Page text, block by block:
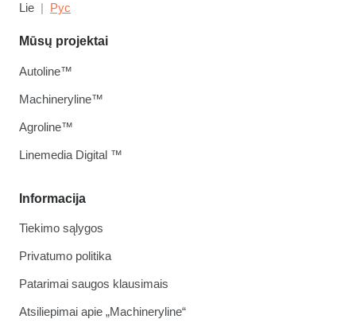
Lie Рус
Informacija
Tiekimo sąlygos
Privatumo politika
Patarimai saugos klausimais
Atsiliepimai apie „Machineryline“
Mūsų projektai
Autoline™
Machineryline™
Agroline™
Linemedia Digital ™